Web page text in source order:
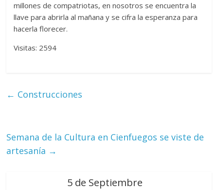
millones de compatriotas, en nosotros se encuentra la
llave para abrirla al mañana y se cifra la esperanza para
hacerla florecer.
Visitas: 2594
← Construcciones
Semana de la Cultura en Cienfuegos se viste de
artesanía →
5 de Septiembre